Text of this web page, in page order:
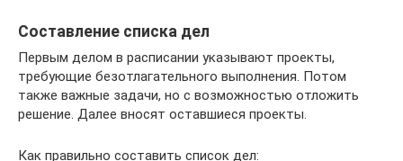
Составление списка дел
Первым делом в расписании указывают проекты,
требующие безотлагательного выполнения. Потом
также важные задачи, но с возможностью отложить
решение. Далее вносят оставшиеся проекты.
Как правильно составить список дел: